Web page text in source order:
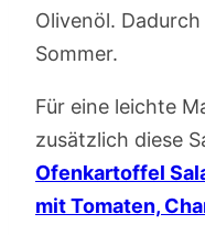
Olivenöl.
Sommer.
Für eine leichte
zusätzlich diese
Ofenkartoffel
mit Tomaten,